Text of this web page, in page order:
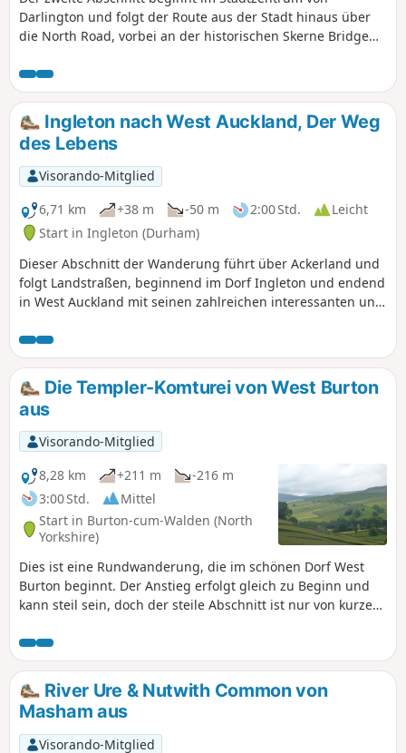
Darlington und folgt der Route aus der Stadt hinaus über
die North Road, vorbei an der historischen Skerne Bridge
zum Dorf Coatham Mundeville. Halten Sie während der
Wanderung Ausschau nach Spuren der Geschichte dieser
Eisenbahnstadt.
Ingleton nach West Auckland, Der Weg
des Lebens
Visorando-Mitglied
6,71 km
+38 m -50 m 2:00 Std.
Leicht
Start in Ingleton (Durham)
Dieser Abschnitt der Wanderung führt über Ackerland und
folgt Landstraßen, beginnend im Dorf Ingleton und endend
in West Auckland mit seinen zahlreichen interessanten und
Die Templer-Komturei von West Burton
aus
Visorando-Mitglied
8,28 km
+211 m
-216 m
3:00 Std.
Mittel
Start in Burton-cum-Walden (North
Yorkshire)
Dies ist eine Rundwanderung, die im schönen Dorf West
Burton beginnt. Der Anstieg erfolgt gleich zu Beginn und
kann steil sein, doch der steile Abschnitt ist nur von kurzer
es mit dem alten Kalkofen und den Ruinen der
Templerkapelle einiges zu entdecken.
River Ure & Nutwith Common von
Masham aus
Visorando-Mitglied